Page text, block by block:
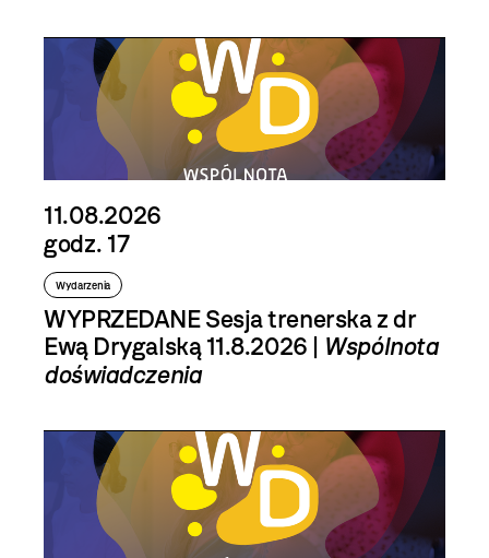
11.08.2026
godz. 17
Wydarzenia
WYPRZEDANE Sesja trenerska z dr
Ewą Drygalską 11.8.2026 | Wspólnota
doświadczenia